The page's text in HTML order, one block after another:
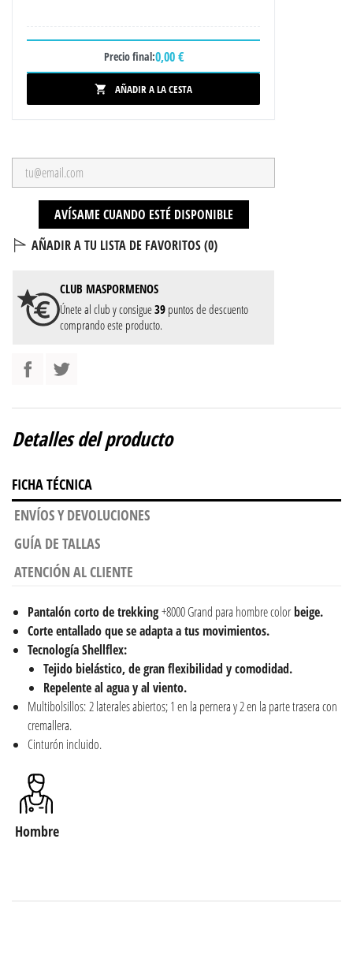
Precio final:0,00 €
 AÑADIR A LA CESTA
AVÍSAME CUANDO ESTÉ DISPONIBLE
AÑADIR A TU LISTA DE FAVORITOS (0)
CLUB MASPORMENOS
Únete al club y consigue39 puntos de descuento
comprando este producto.
Detalles del producto
FICHA TÉCNICA
ENVÍOS Y DEVOLUCIONES
GUÍA DE TALLAS
ATENCIÓN AL CLIENTE
Pantalón corto de trekking+8000 Grand para hombre colorbeige.
Corte entallado que se adapta a tus movimientos.
Tecnología Shellflex:
Tejido bielástico, de gran flexibilidad y comodidad.
Repelente al agua y al viento.
Multibolsillos: 2 laterales abiertos; 1 en la pernera y 2 en la parte trasera con
cremallera.
Cinturón incluido.
Hombre